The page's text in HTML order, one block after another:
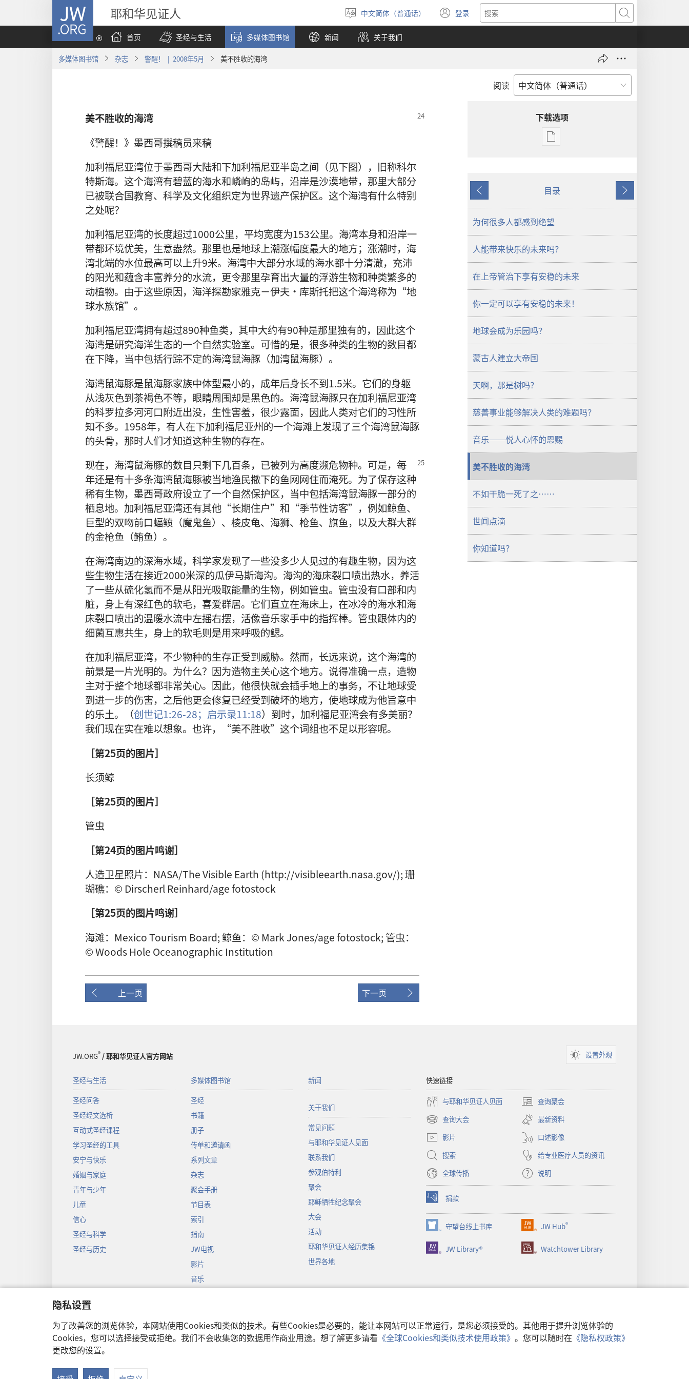
隐私设置
为了改善您的浏览体验，本网站使用Cookies和类似的技术。有些Cookies是必要的，能让本网站可以正常运行，是您必须接受的。其他用于提升浏览体验的
Cookies，您可以选择接受或拒绝。我们不会收集您的数据用作商业用途。想了解更多请看 《全球Cookies和类似技术使用政策》 。您可以随时在 《隐私权政策》
更改您的设置。
JW.ORG 耶和华见证人
选
择
语
言
中文简体（普通话） 登录
（打
开
窗
搜
索
首页
圣经与生活 多媒体图书馆 新闻 关于我们
多媒体图书馆 杂志 警醒！ | 2008年5月 美不胜收的海湾
阅读
美不胜收的海湾
《警醒！》墨西哥撰稿员来稿
加利福尼亚湾位于墨西哥大陆和下加利福尼亚半岛之间（见下图），旧称科尔
特斯海。这个海湾有碧蓝的海水和嶙峋的岛屿，沿岸是沙漠地带，那里大部分
已被联合国教育、科学及文化组织定为世界遗产保护区。这个海湾有什么特别
之处呢？
加利福尼亚湾的长度超过1000公里，平均宽度为153公里。海湾本身和沿岸一
带都环境优美，生意盎然。那里也是地球上潮涨幅度最大的地方；涨潮时，海
湾北端的水位最高可以上升9米。海湾中大部分水域的海水都十分清澈，充沛
的阳光和蕴含丰富养分的水流，更令那里孕育出大量的浮游生物和种类繁多的
动植物。由于这些原因，海洋探勘家雅克－伊夫·库斯托把这个海湾称为“地
球水族馆”。
加利福尼亚湾拥有超过890种鱼类，其中大约有90种是那里独有的，因此这个
海湾是研究海洋生态的一个自然实验室。可惜的是，很多种类的生物的数目都
在下降，当中包括行踪不定的海湾鼠海豚（加湾鼠海豚）。
海湾鼠海豚是鼠海豚家族中体型最小的，成年后身长不到1.5米。它们的身躯
从浅灰色到茶褐色不等，眼睛周围却是黑色的。海湾鼠海豚只在加利福尼亚湾
的科罗拉多河河口附近出没，生性害羞，很少露面，因此人类对它们的习性所
知不多。1958年，有人在下加利福尼亚州的一个海滩上发现了三个海湾鼠海豚
的头骨，那时人们才知道这种生物的存在。
现在，海湾鼠海豚的数目只剩下几百条，已被列为高度濒危物种。可是，每
年还是有十多条海湾鼠海豚被当地渔民撒下的鱼网网住而淹死。为了保存这种
稀有生物，墨西哥政府设立了一个自然保护区，当中包括海湾鼠海豚一部分的
栖息地。加利福尼亚湾还有其他“长期住户”和“季节性访客”，例如鲸鱼、
巨型的双吻前口蝠鲼（魔鬼鱼）、棱皮龟、海狮、枪鱼、旗鱼，以及大群大群
的金枪鱼（鲔鱼）。
在海湾南边的深海水域，科学家发现了一些没多少人见过的有趣生物，因为这
些生物生活在接近2000米深的瓜伊马斯海沟。海沟的海床裂口喷出热水，养活
了一些从硫化氢而不是从阳光吸取能量的生物，例如管虫。管虫没有口部和内
脏，身上有深红色的软毛，喜爱群居。它们直立在海床上，在冰冷的海水和海
床裂口喷出的温暖水流中左摇右摆，活像音乐家手中的指挥棒。管虫跟体内的
细菌互惠共生，身上的软毛则是用来呼吸的鳃。
在加利福尼亚湾，不少物种的生存正受到威胁。然而，长远来说，这个海湾的
前景是一片光明的。为什么？因为造物主关心这个地方。说得准确一点，造物
主对于整个地球都非常关心。因此，他很快就会插手地上的事务，不让地球受
到进一步的伤害，之后他更会修复已经受到破坏的地方，使地球成为他旨意中
的乐土。（创世记1:26-28； 启示录11:18）到时，加利福尼亚湾会有多美丽？
我们现在实在难以想象。也许，“美不胜收”这个词组也不足以形容呢。
［第25页的图片］
长须鲸
［第25页的图片］
管虫
［第24页的图片鸣谢］
人造卫星照片：NASA/The Visible Earth (http://visibleearth.nasa.gov/); 珊
瑚礁：© Dirscherl Reinhard/age fotostock
［第25页的图片鸣谢］
海滩：Mexico Tourism Board; 鲸鱼：© Mark Jones/age fotostock; 管虫：
© Woods Hole Oceanographic Institution
上一页 下一页
下载选项
出
载
项
警
2008
年
5
月
上
一
页
目录
下
一
为何很多人都感到绝望
人能带来快乐的未来吗？
在上帝管治下享有安稳的未来
你一定可以享有安稳的未来！
地球会成为乐园吗？
蒙古人建立大帝国
天啊，那是树吗？
慈善事业能够解决人类的难题吗？
音乐——悦人心怀的恩赐
美不胜收的海湾
不如干脆一死了之……
世闻点滴
你知道吗？
JW.ORG® / 耶和华见证人官方网站 设置外观
圣经与生活
圣经问答
圣经经文选析
互动式圣经课程
学习圣经的工具
安宁与快乐
婚姻与家庭
青年与少年
儿童
信心
圣经与科学
圣经与历史
多媒体图书馆
圣经
书籍
册子
传单和邀请函
系列文章
杂志
聚会手册
节目表
索引
指南
JW电视
影片
音乐
新闻
关于我们
常见问题
与耶和华见证人见面
联系我们
参观伯特利
聚会
耶稣牺牲纪念聚会
大会
活动
耶和华见证人经历集锦
世界各地
快速链接
与耶和华见证人见面 查询聚会
（打
开
新
窗
口）
查询大会
（打
开
新
窗
口）
最新资料
影片
口述影像
搜索
给专业医疗人员的资讯
全球传播
说明
捐款
（打
开
新
窗
口）
守望台线上书库
（打
开
新
JW Hub®
（打
开
新
JW Library® Watchtower Library